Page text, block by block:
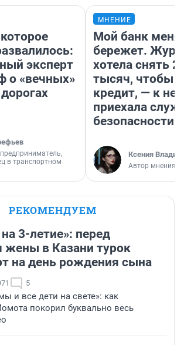
эксперт
о «вечных»
предприниматель,
в транспортном
МНЕНИЕ
Мой банк меня
бережет.
хотела снять
тысяч, чтобы
кредит, — к
приехала
безопасности
Ксения
Автор мнения
РЕКОМЕНДУЕМ
3-летие»: перед
жены в Казани турок
на день рождения сына
5
и все дети на свете»: как
покорил буквально весь